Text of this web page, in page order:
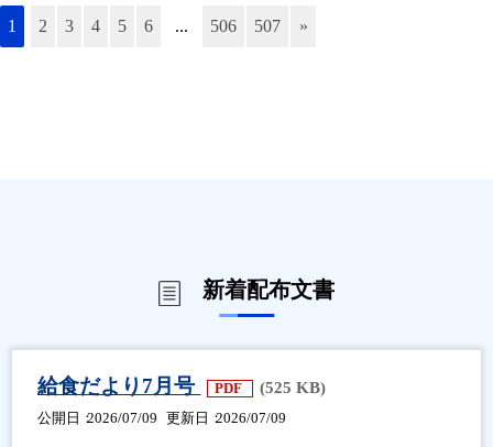
1 2 3 4 5 6 ... 506 507 »
新着配布文書
給食だより7月号 PDF (525 KB)
公開日 2026/07/09 更新日 2026/07/09